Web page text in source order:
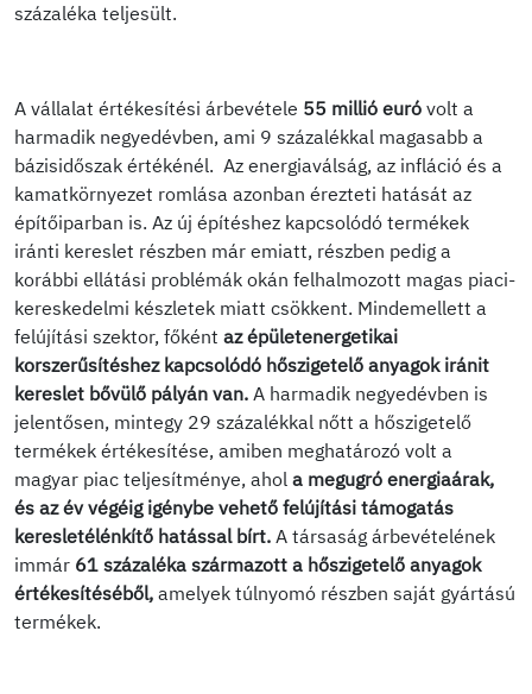
százaléka teljesült.
A vállalat értékesítési árbevétele 55 millió euró volt a
harmadik negyedévben, ami 9 százalékkal magasabb a
bázisidőszak értékénél. Az energiaválság, az infláció és a
kamatkörnyezet romlása azonban érezteti hatását az
építőiparban is. Az új építéshez kapcsolódó termékek
iránti kereslet részben már emiatt, részben pedig a
korábbi ellátási problémák okán felhalmozott magas piaci-
kereskedelmi készletek miatt csökkent. Mindemellett a
felújítási szektor, főként az épületenergetikai
korszerűsítéshez kapcsolódó hőszigetelő anyagok iránit
kereslet bővülő pályán van. A harmadik negyedévben is
jelentősen, mintegy 29 százalékkal nőtt a hőszigetelő
termékek értékesítése, amiben meghatározó volt a
magyar piac teljesítménye, ahol a megugró energiaárak,
és az év végéig igénybe vehető felújítási támogatás
keresletélénkítő hatással bírt. A társaság árbevételének
immár 61 százaléka származott a hőszigetelő anyagok
értékesítéséből, amelyek túlnyomó részben saját gyártású
termékek.